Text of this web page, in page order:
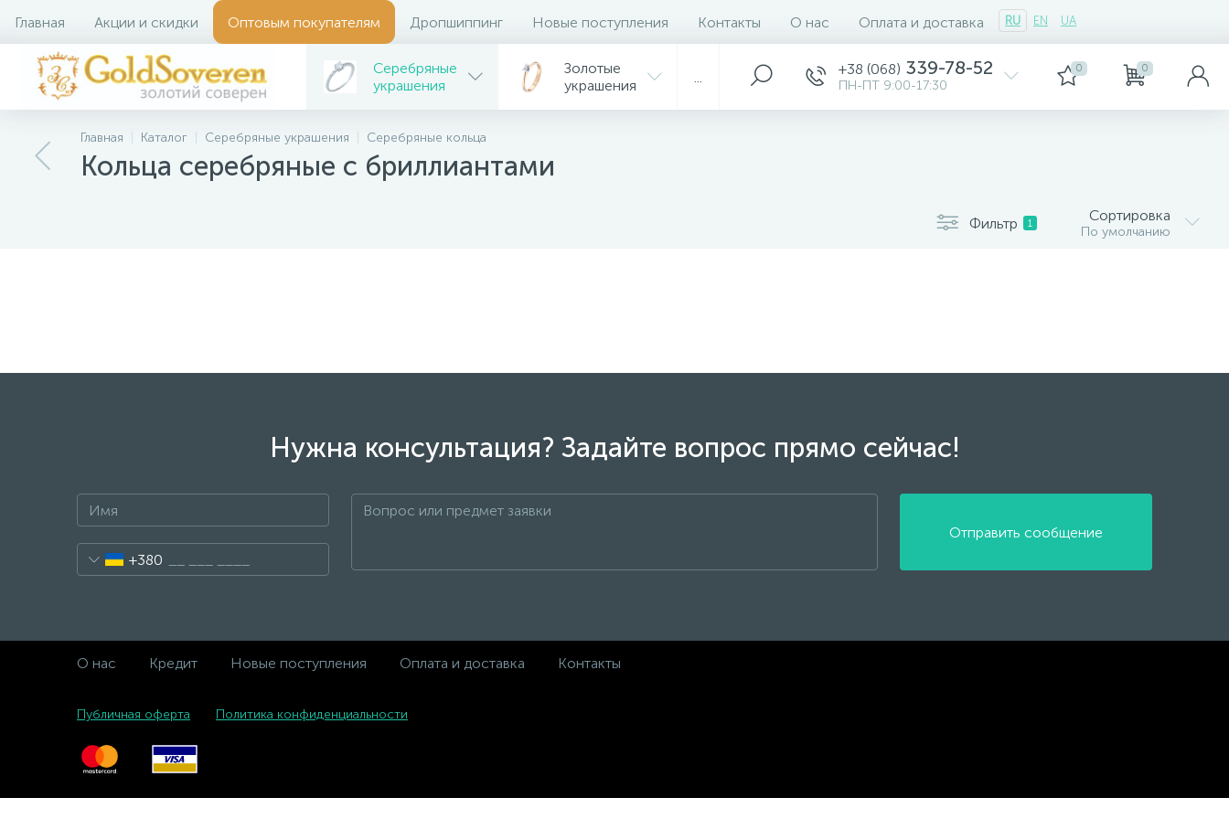
Главная Акции и скидки Оптовым покупателям Дропшиппинг Новые поступления Контакты О нас Оплата и доставка RU EN UA
Серебряные
украшения
Золотые
украшения
+38 (068) 339-78-52
ПН-ПТ 9:00-17:30
0 0
Главная Каталог Серебряные украшения Серебряные кольца
Кольца серебряные с бриллиантами
Фильтр 1 Сортировка
По умолчанию
Нужна консультация? Задайте вопрос прямо сейчас!
+380
Отправить сообщение
О нас Кредит Новые поступления Оплата и доставка Контакты
Публичная оферта Политика конфиденциальности